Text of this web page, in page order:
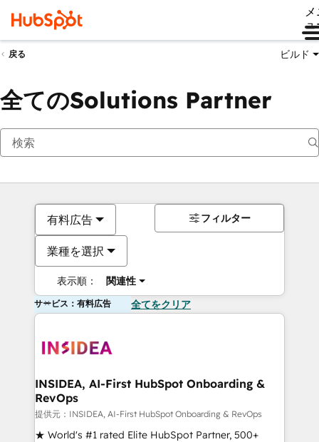
ュ
戻る ビルド
全てのSolutions Partner
有料広告
業種を選択
表示順： 関連性
フィルター
サービス：有料広告 全てをクリア
INSIDEA, AI-First HubSpot Onboarding &
RevOps
提供元：INSIDEA, AI-First HubSpot Onboarding & RevOps
★ World's #1 rated Elite HubSpot Partner, 500+